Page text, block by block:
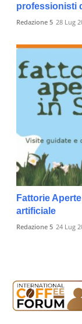
professionisti
Redazione 5 28 Lug
Fattorie
artificiale
Redazione 5 24 Lug